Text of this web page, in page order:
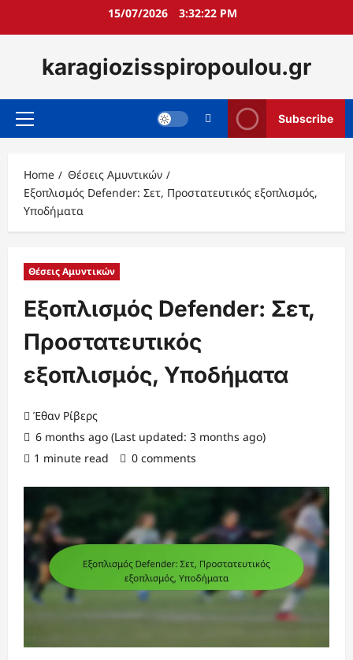
15/07/2026 3:32:23 PM
karagiozisspiropoulou.gr
Primary
Subscribe
Home
Θέσεις Αμυντικών
Εξοπλισμός Defender: Σετ, Προστατευτικός εξοπλισμός,
Υποδήματα
Θέσεις Αμυντικών
Εξοπλισμός Defender: Σετ,
Προστατευτικός
εξοπλισμός, Υποδήματα
Έθαν Ρίβερς
6 months ago (Last updated: 3 months ago)
1 minute read
0 comments